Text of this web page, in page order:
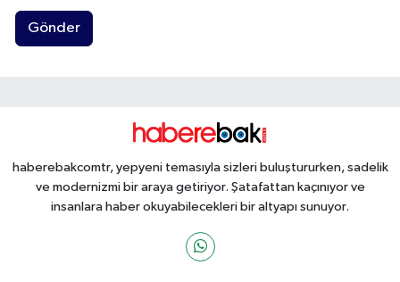
Gönder
haberebakcomtr, yepyeni temasıyla sizleri buluştururken, sadelik
ve modernizmi bir araya getiriyor. Şatafattan kaçınıyor ve
insanlara haber okuyabilecekleri bir altyapı sunuyor.